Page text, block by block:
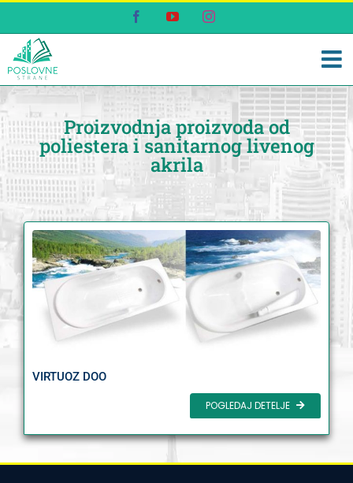
content
FacebookYouTubeInstagram
Proizvodnja proizvoda od
poliestera i sanitarnog livenog
akrila
VIRTUOZ DOO
POGLEDAJ DETELJE